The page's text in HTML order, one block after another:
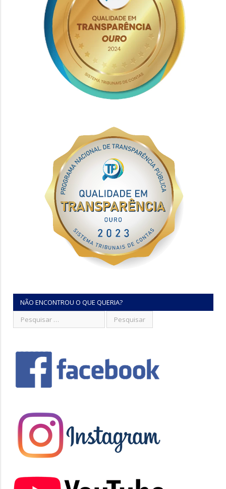
NÃO ENCONTROU O QUE QUERIA?